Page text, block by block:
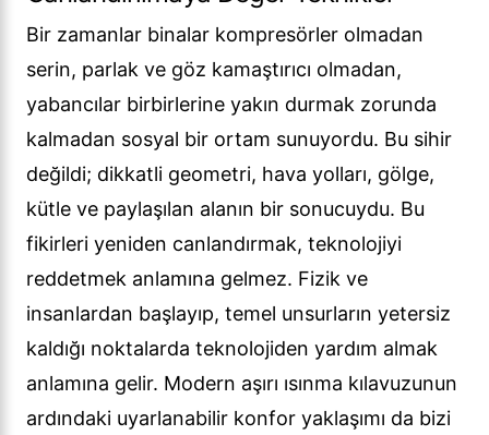
Bir zamanlar binalar kompresörler olmadan
serin, parlak ve göz kamaştırıcı olmadan,
yabancılar birbirlerine yakın durmak zorunda
kalmadan sosyal bir ortam sunuyordu. Bu sihir
değildi; dikkatli geometri, hava yolları, gölge,
kütle ve paylaşılan alanın bir sonucuydu. Bu
fikirleri yeniden canlandırmak, teknolojiyi
reddetmek anlamına gelmez. Fizik ve
insanlardan başlayıp, temel unsurların yetersiz
kaldığı noktalarda teknolojiden yardım almak
anlamına gelir. Modern aşırı ısınma kılavuzunun
ardındaki uyarlanabilir konfor yaklaşımı da bizi